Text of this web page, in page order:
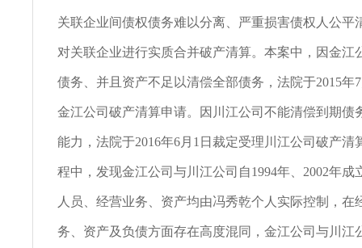
关联企业间债权债务难以分离、严重损害债权人公平
对关联企业进行实质合并破产清算。本案中，因金江
债务、并且资产不足以清偿全部债务，法院于2015年
金江公司破产清算申请。因川江公司不能清偿到期债
能力，法院于2016年6月1日裁定受理川江公司破产清
程中，发现金江公司与川江公司自1994年、2002年成
人员、经营业务、资产均由冯秀乾个人实际控制，在
务、资产及负债方面存在高度混同，金江公司与川江